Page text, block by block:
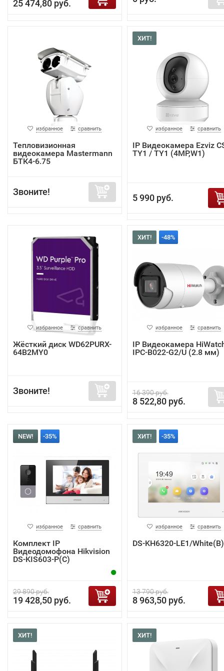
25 474,80 руб.
избранное сравнить
Тепловизионная
видеокамера Mastermann
БТК4-6.75
Звоните!
ХИТ!
избранное сравнить
IP Видеокамера Ezviz
TY1 / TY1 (4MP,W1)
5 990 руб.
избранное сравнить
Жёсткий диск WD62PURX-
64B2MY0
Звоните!
ХИТ! -48%
избранное сравнить
IP Видеокамера
IPC-B022-G2/U (2.8 мм)
16 390 руб.
8 522,80 руб.
NEW! -35%
избранное сравнить
Комплект IP
Видеодомофона Hikvision
DS-KIS603-P(C)
29 890 руб.
19 428,50 руб.
ХИТ! -35%
избранное сравнить
DS-KH6320-LE1/White(B)
13 790 руб.
8 963,50 руб.
ХИТ! ХИТ!